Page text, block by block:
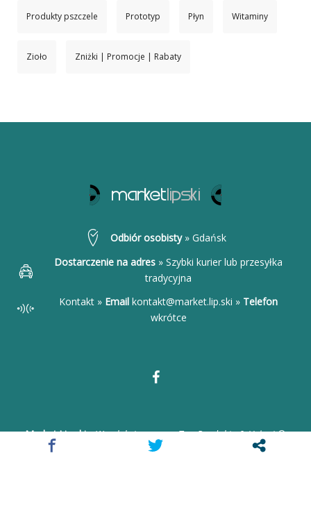
Produkty pszczele Prototyp Płyn Witaminy
Zioło Zniżki | Promocje | Rabaty
Odbiór osobisty» Gdańsk
Dostarczenie na adres » Szybki kurier lub przesyłka
tradycyjna
Kontakt » Email kontakt@market.lip.ski » Telefon
wkrótce
Market.Lip.ski•Wyselekcjonowane Top Produkty & Usługi©
2026